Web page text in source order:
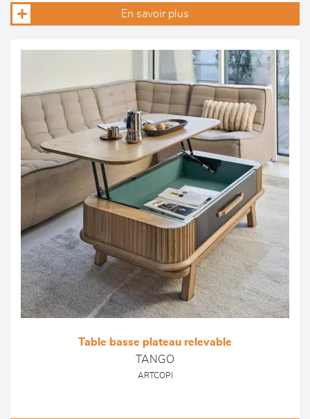
En savoir plus
Table basse plateau relevable
TANGO
ARTCOPI